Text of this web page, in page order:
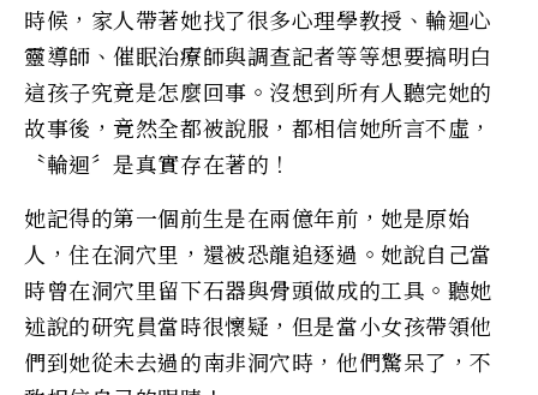
時候，家人帶著她找了很多心理學教授、輪迴心
靈導師、催眠治療師與調查記者等等想要搞明白
這孩子究竟是怎麼回事。沒想到所有人聽完她的
故事後，竟然全都被說服，都相信她所言不虛，
〝輪迴〞是真實存在著的！
她記得的第一個前生是在兩億年前，她是原始
人，住在洞穴里，還被恐龍追逐過。她說自己當
時曾在洞穴里留下石器與骨頭做成的工具。聽她
述說的研究員當時很懷疑，但是當小女孩帶領他
們到她從未去過的南非洞穴時，他們驚呆了，不